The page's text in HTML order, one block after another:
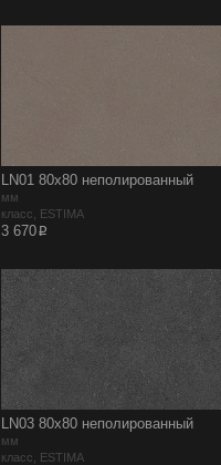
LN01 80х80 неполированный
мм
класс, ESTIMA
3 670p
LN03 80х80 неполированный
мм
класс, ESTIMA